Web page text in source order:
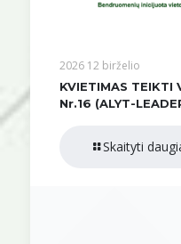
2026 12 birželio
KVIETIMAS TEIKTI
Nr.16 (ALYT-
Skaityti